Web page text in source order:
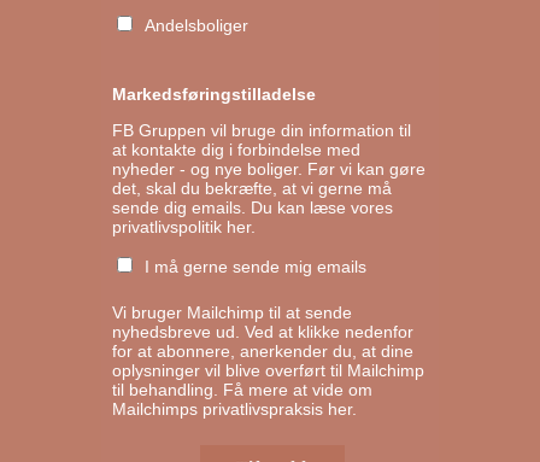
Andelsboliger
Markedsføringstilladelse
FB Gruppen vil bruge din information til
at kontakte dig i forbindelse med
nyheder - og nye boliger. Før vi kan gøre
det, skal du bekræfte, at vi gerne må
sende dig emails. Du kan læse vores
privatlivspolitik her.
I må gerne sende mig emails
Vi bruger Mailchimp til at sende
nyhedsbreve ud. Ved at klikke nedenfor
for at abonnere, anerkender du, at dine
oplysninger vil blive overført til Mailchimp
til behandling. Få mere at vide om
Mailchimps privatlivspraksis her.